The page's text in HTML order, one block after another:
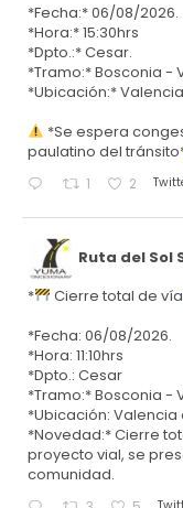
*Fecha:* 06/08/2026.
*Hora:* 15:30hrs
*Dpto.:* Cesar.
*Tramo:* Bosconia -
*Ubicación:*
*Se espera
paulatino del
1 2
Ruta del Sol
* Cierre total de vía
*Fecha: 06/08/2026.
*Hora: 11:10hrs
*Dpto.: Cesar
*Tramo:* Bosconia -
*Ubicación: Valencia
*Novedad:* Cierre
proyecto vial, se
comunidad.